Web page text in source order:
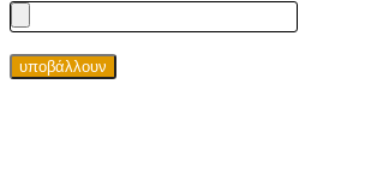
υποβάλλουν